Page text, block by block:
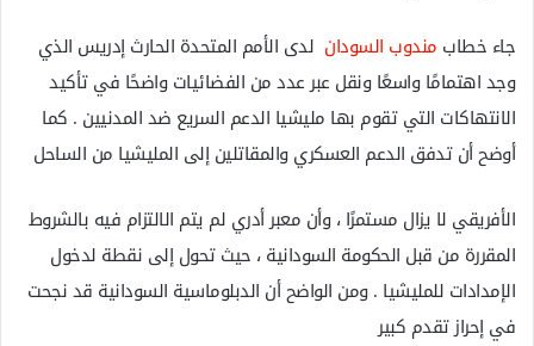
جاء خطاب مندوب السودان لدى الأمم المتحدة الحارث إدريس الذي
وجد اهتمامًا واسعًا ونقل عبر عدد من الفضائيات واضحًا في تأكيد
الانتهاكات التي تقوم بها مليشيا الدعم السريع ضد المدنيين . كما
أوضح أن تدفق الدعم العسكري والمقاتلين إلى المليشيا من الساحل
الأفريقي لا يزال مستمرًا ، وأن معبر أدري لم يتم الالتزام فيه بالشروط
المقررة من قبل الحكومة السودانية ، حيث تحول إلى نقطة لدخول
الإمدادات للمليشيا . ومن الواضح أن الدبلوماسية السودانية قد نجحت
في إحراز تقدم كبير